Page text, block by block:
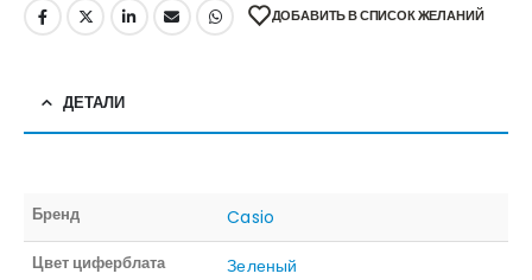
ДОБАВИТЬ В СПИСОК ЖЕЛАНИЙ
ДЕТАЛИ
Бренд Casio
Цвет циферблата Зеленый